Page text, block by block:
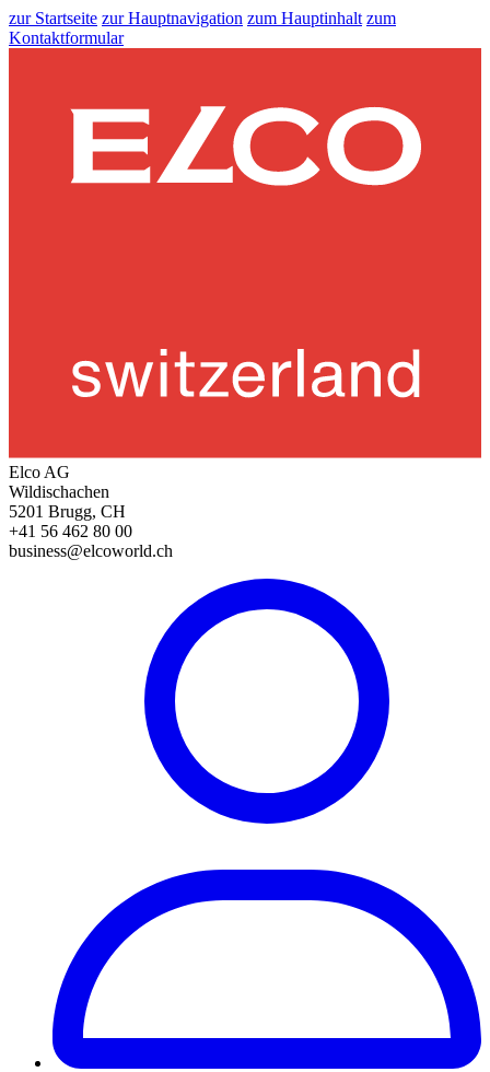
zur Startseite zur Hauptnavigation zum Hauptinhalt zum
Kontaktformular
Elco AG
Wildischachen
5201 Brugg, CH
+41 56 462 80 00
business@elcoworld.ch